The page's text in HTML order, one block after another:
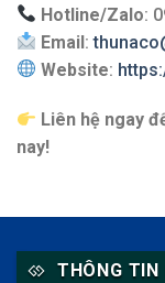
Hotline/Zalo:
Email:
Website:
Liên hệ ngay
nay!
THÔNG TIN